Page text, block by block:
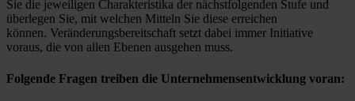
Sie die jeweiligen Charakteristika der nächstfolgenden Stufe und
überlegen Sie, mit welchen Mitteln Sie diese erreichen
können. Veränderungsbereitschaft setzt dabei immer Initiative
voraus, die von allen Ebenen ausgehen muss.
Folgende Fragen treiben die Unternehmensentwicklung voran: